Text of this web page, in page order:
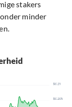
stakers
minder